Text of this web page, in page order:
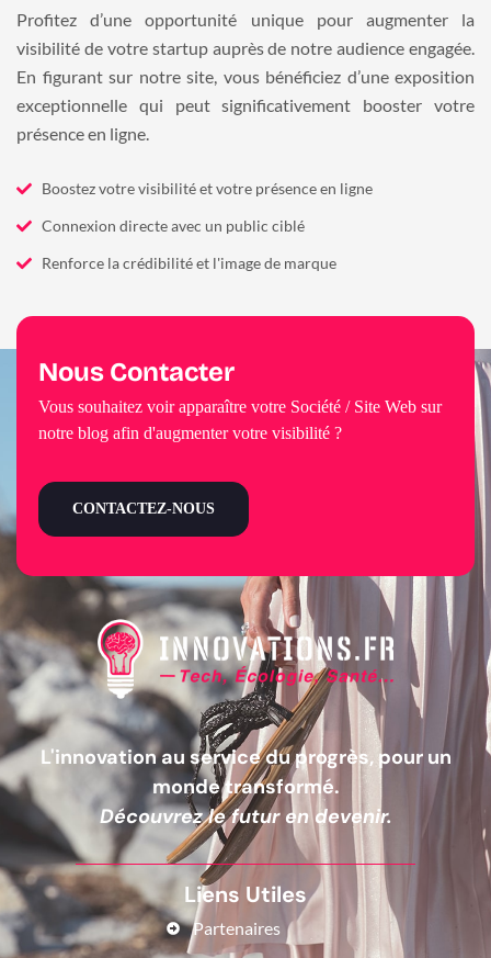
Profitez d’une opportunité unique pour augmenter la
visibilité de votre startup auprès de notre audience engagée.
En figurant sur notre site, vous bénéficiez d’une exposition
exceptionnelle qui peut significativement booster votre
présence en ligne.
Boostez votre visibilité et votre présence en ligne
Connexion directe avec un public ciblé
Renforce la crédibilité et l'image de marque
L'innovation au service du progrès, pour un
monde transformé.
Découvrez le futur en devenir.
Liens Utiles
Partenaires
Nous Contacter
Vous souhaitez voir apparaître votre Société / Site Web sur
notre blog afin d'augmenter votre visibilité ?
CONTACTEZ-NOUS